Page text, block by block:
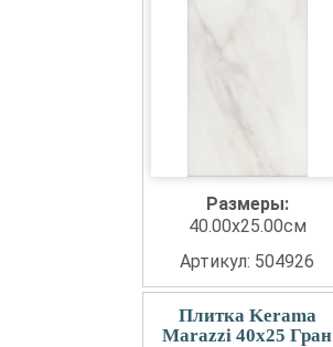
Размеры:
40.00x25.00см
Артикул: 504926
Плитка Kerama
Marazzi 40x25 Гран